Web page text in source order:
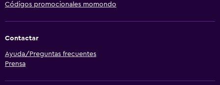
Códigos promocionales momondo
Contactar
Ayuda/Preguntas frecuentes
Prensa